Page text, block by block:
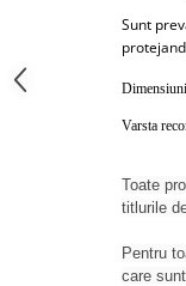
Sunt
Varsta
Toate
titlurile
Pentru
care